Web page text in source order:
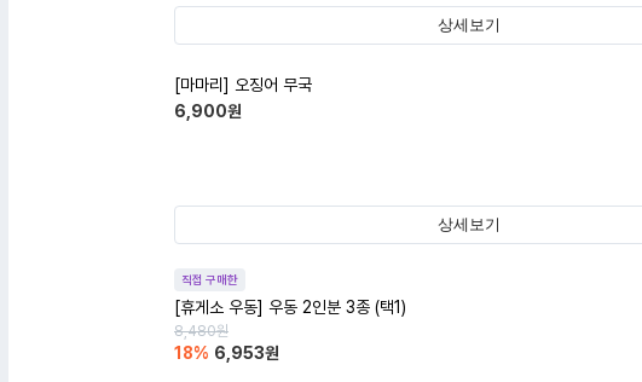
상세보기
[마마리] 오징어 무국
6,900원
상세보기
직접 구매한
[휴게소 우동] 우동 2인분 3종 (택1)
8,480원
18% 6,953원